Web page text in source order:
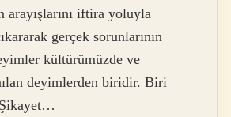
iftira yoluyla
gerçek sorunlarının
kültürümüzde ve
deyimlerden biridir. Biri